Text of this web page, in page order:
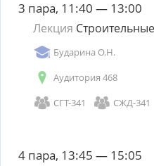
3 пара, 11:40 — 13:00
Лекция
Бударина О.Н.
Аудитория 468
СГТ-341
СЖД-341
4 пара, 13:45 — 15:05